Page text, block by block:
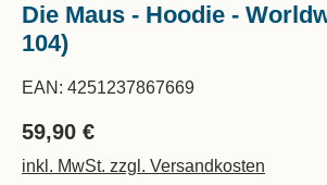
Die Maus - Hoodie -
104)
EAN: 4251237867669
59,90 €
inkl. MwSt. zzgl. Versandkosten